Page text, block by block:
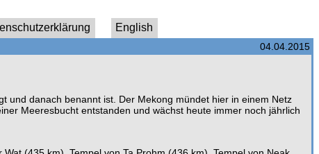
English
04.04.2015
und danach benannt ist. Der Mekong mündet hier in einem Netz
Meeresbucht entstanden und wächst heute immer noch jährlich